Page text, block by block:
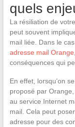
quels
La résiliation de
peut souvent
mail liée. Dans le
adresse mail Orange
conséquences qui
En effet, lorsqu’on
proposé par
au service Internet
mail. Cela peut
adresse pour des